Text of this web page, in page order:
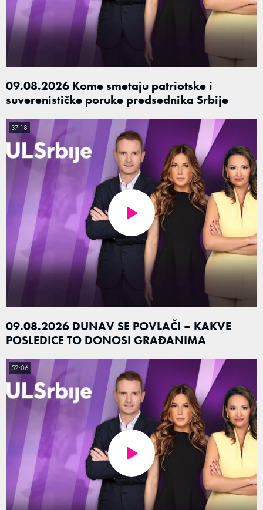
09.08.2026 Kome smetaju patriotske i
suverenističke poruke predsednika Srbije
09.08.2026 DUNAV SE POVLAČI – KAKVE
POSLEDICE TO DONOSI GRAĐANIMA
37:18
52:06